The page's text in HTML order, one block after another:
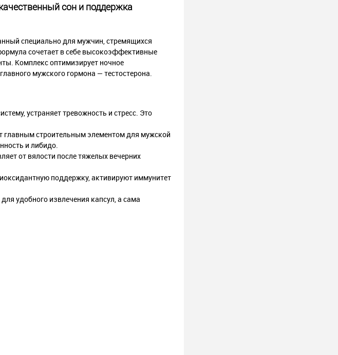
сон и поддержка
специально для мужчин, стремящихся
сочетает в себе высокоэффективные
Комплекс оптимизирует ночное
мужского гормона — тестостерона.
устраняет тревожность и стресс. Это
главным строительным элементом для мужской
и либидо.
от вялости после тяжелых вечерних
поддержку, активируют иммунитет
удобного извлечения капсул, а сама